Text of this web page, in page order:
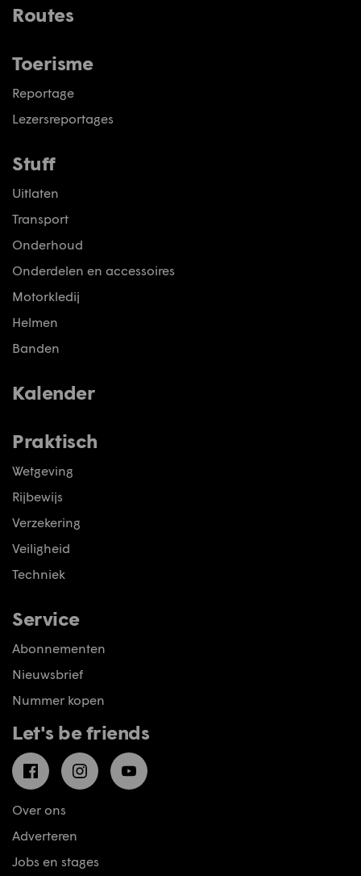
Routes
Toerisme
Reportage
Lezersreportages
Stuff
Uitlaten
Transport
Onderhoud
Onderdelen en accessoires
Motorkledij
Helmen
Banden
Kalender
Praktisch
Wetgeving
Rijbewijs
Verzekering
Veiligheid
Techniek
Service
Abonnementen
Nieuwsbrief
Nummer kopen
Let's be friends
FacebookInstagramYouTube
Over ons
Adverteren
Jobs en stages